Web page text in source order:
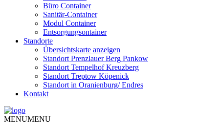
Büro Container
Sanitär-Container
Modul Container
Entsorgungsontainer
Standorte
Übersichtskarte anzeigen
Standort Prenzlauer Berg Pankow
Standort Tempelhof Kreuzberg
Standort Treptow Köpenick
Standort in Oranienburg/ Endres
Kontakt
MENUMENU